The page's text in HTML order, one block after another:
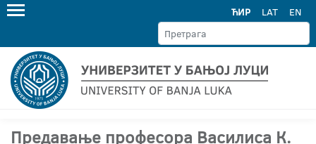
ЋИР LAT EN
Предавање професора Василиса К.